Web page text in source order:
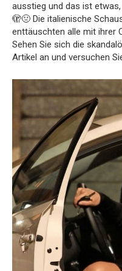
ausstieg und das ist
🫣🤢 Die italienische
enttäuschten alle mit ihrer
Sehen Sie sich die
Artikel an und versuchen